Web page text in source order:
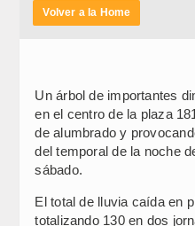
Volver a la Home
Un árbol de importantes
en el centro de la plaza
de alumbrado y
del temporal de la noche
sábado.
El total de lluvia caída en
totalizando 130 en dos